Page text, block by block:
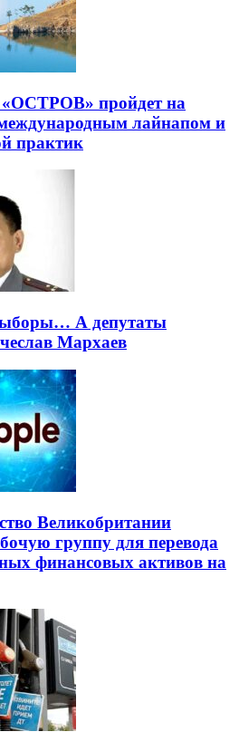
«ОСТРОВ» пройдет на
лайнапом и
практик
А депутаты
Мархаев
Великобритании
группу для перевода
финансовых активов на